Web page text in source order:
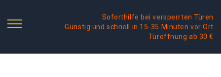
Soforthilfe bei versperrten Türen
Günstig und schnell in 15-35 Minuten vor Ort
Türöffnung ab 30 €